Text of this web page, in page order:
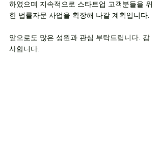
하였으며 지속적으로 스타트업 고객분들을 위
한 법률자문 사업을 확장해 나갈 계획입니다.
앞으로도 많은 성원과 관심 부탁드립니다. 감
사합니다.